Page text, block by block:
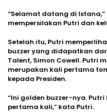
“Selamat datang di Istana,”
mempersilakan Putri dan
Setelah itu, Putri
buzzer yang didapatkan
Talent, Simon Cowell. Putri
merupakan kali pertama
kepada Presiden.
“Ini golden buzzer-nya.
pertama kali,” kata Putri.